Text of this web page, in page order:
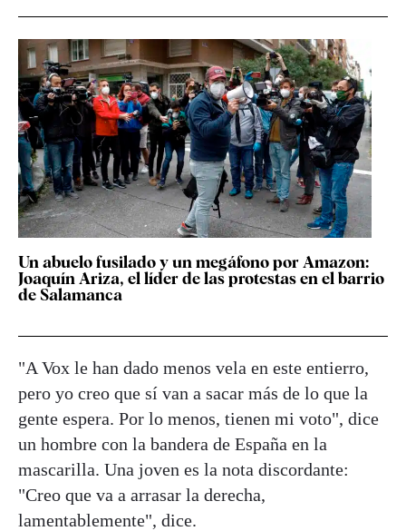
Un abuelo fusilado y un megáfono por Amazon:
Joaquín Ariza, el líder de las protestas en el barrio
de Salamanca
"A Vox le han dado menos vela en este entierro,
pero yo creo que sí van a sacar más de lo que la
gente espera. Por lo menos, tienen mi voto", dice
un hombre con la bandera de España en la
mascarilla. Una joven es la nota discordante:
"Creo que va a arrasar la derecha,
lamentablemente", dice.